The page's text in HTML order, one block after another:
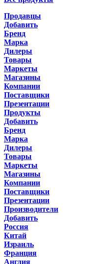
Продавцы
Добавить
Бренд
Марка
Дилеры
Товары
Маркеты
Магазины
Компании
Поставщики
Презентации
Продукты
Добавить
Бренд
Марка
Дилеры
Товары
Маркеты
Магазины
Компании
Поставщики
Презентации
Производители
Добавить
Россия
Китай
Израиль
Франция
Англия